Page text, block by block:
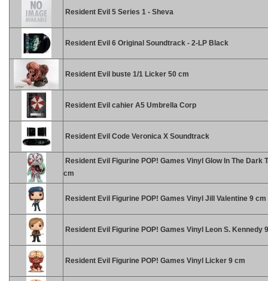
Resident Evil 5 Series 1 - Sheva
Resident Evil 6 Original Soundtrack - 2-LP Black
Resident Evil buste 1/1 Licker 50 cm
Resident Evil cahier A5 Umbrella Corp
Resident Evil Code Veronica X Soundtrack
Resident Evil Figurine POP! Games Vinyl Glow In The Dark
cm
Resident Evil Figurine POP! Games Vinyl Jill Valentine 9 cm
Resident Evil Figurine POP! Games Vinyl Leon S. Kennedy
Resident Evil Figurine POP! Games Vinyl Licker 9 cm